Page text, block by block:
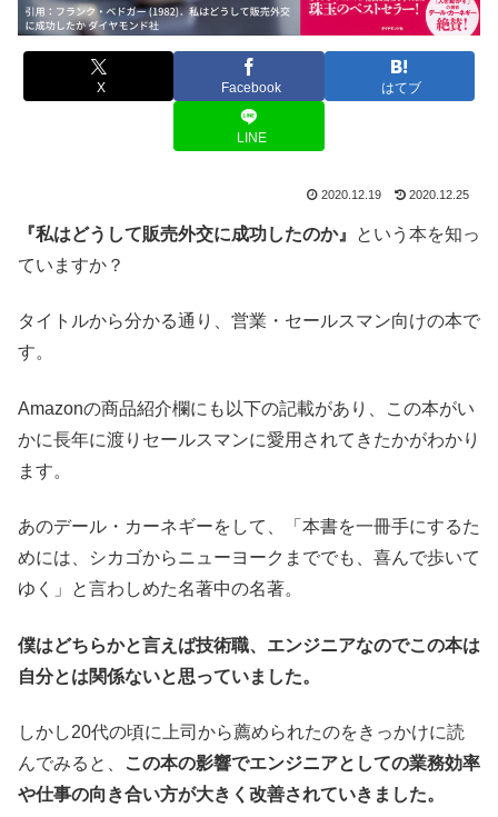
X Facebook はてブ
LINE
2020.12.19 2020.12.25
『私はどうして販売外交に成功したのか』
という本を知っ
ていますか？
タイトルから分かる通り、営業・セールスマン向けの本で
す。
Amazonの商品紹介欄にも以下の記載があり、この本がい
かに長年に渡りセールスマンに愛用されてきたかがわかり
ます。
あのデール・カーネギーをして、「本書を一冊手にするた
めには、シカゴからニューヨークまででも、喜んで歩いて
ゆく」と言わしめた名著中の名著。
僕はどちらかと言えば技術職、エンジニアなのでこの本は
自分とは関係ないと思っていました。
しかし20代の頃に上司から薦められたのをきっかけに読
んでみると、
この本の影響でエンジニアとしての業務効率
や仕事の向き合い方が大きく改善されていきました。